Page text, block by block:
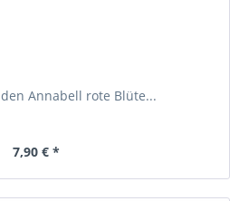
Annabell rote Blüte...
7,90 € *